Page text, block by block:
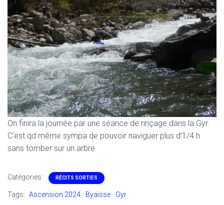
On finira la journée par une séance de rinçage dans la Gyr.
C’est qd même sympa de pouvoir naviguer plus d’1/4 h
sans tomber sur un arbre
Catégories : RÉCITS SORTIES
Tags: Ascension 2024 Byaisse Gyr